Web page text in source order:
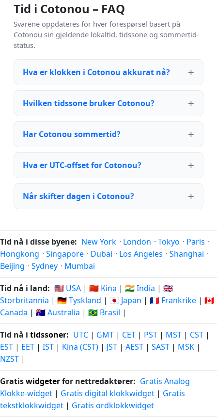
Tid i Cotonou – FAQ
Svarene oppdateres for hver forespørsel basert på
Cotonou sin gjeldende lokaltid, tidssone og sommertid-
status.
Hva er klokken i Cotonou akkurat nå?
Hvilken tidssone bruker Cotonou?
Har Cotonou sommertid?
Hva er UTC-offset for Cotonou?
Når skifter dagen i Cotonou?
Tid nå i disse byene: New York · London · Tokyo · Paris ·
Hongkong · Singapore · Dubai · Los Angeles · Shanghai ·
Beijing · Sydney · Mumbai
Tid nå i land: 🇺🇸 USA | 🇨🇳 Kina | 🇮🇳 India | 🇬🇧
Storbritannia | 🇩🇪 Tyskland | 🇯🇵 Japan | 🇫🇷 Frankrike | 🇨🇦
Canada | 🇦🇺 Australia | 🇧🇷 Brasil |
Tid nå i tidssoner: UTC | GMT | CET | PST | MST | CST |
EST | EET | IST | Kina (CST) | JST | AEST | SAST | MSK |
NZST |
Gratiswidgeterfor nettredaktører: Gratis Analog
Klokke-widget | Gratis digital klokkwidget | Gratis
tekstklokkwidget | Gratis ordklokkwidget